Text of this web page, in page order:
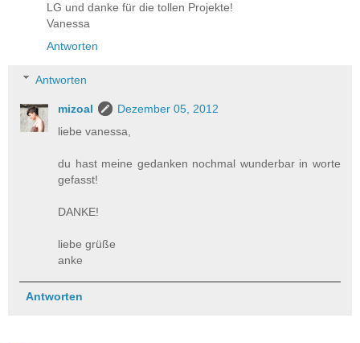
LG und danke für die tollen Projekte!
Vanessa
Antworten
Antworten
mizoal
Dezember 05, 2012
liebe vanessa,
du hast meine gedanken nochmal wunderbar in worte
gefasst!
DANKE!
liebe grüße
anke
Antworten